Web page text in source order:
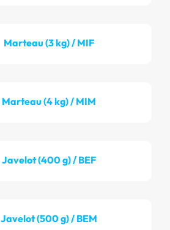
Marteau (3 kg) / MIF
Marteau (4 kg) / MIM
Javelot (400 g) / BEF
Javelot (500 g) / BEM